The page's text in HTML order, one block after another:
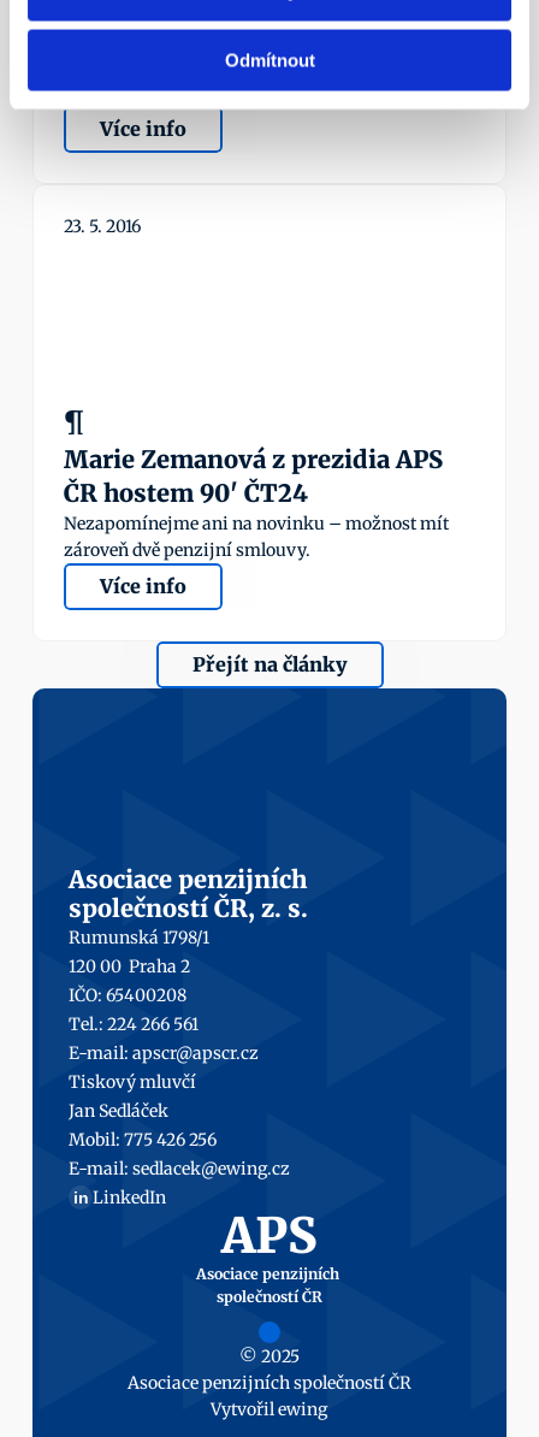
Odmítnout
konference APS ČR
Nezapomínejme ani na novinku – možnost mít
zároveň dvě penzijní smlouvy.
Více info
23. 5. 2016
¶
Marie Zemanová z prezidia APS
ČR hostem 90' ČT24
Nezapomínejme ani na novinku – možnost mít
zároveň dvě penzijní smlouvy.
Více info
Přejít na články
Asociace penzijních
společností ČR, z. s.
Rumunská 1798/1
120 00  Praha 2
IČO: 65400208
Tel.: 224 266 561
E-mail: apscr@apscr.cz
Tiskový mluvčí
Jan Sedláček
Mobil: 775 426 256
E-mail: sedlacek@ewing.cz
in LinkedIn
APS
Asociace penzijních
společností ČR
© 2025
Asociace penzijních společností ČR
Vytvořil ewing